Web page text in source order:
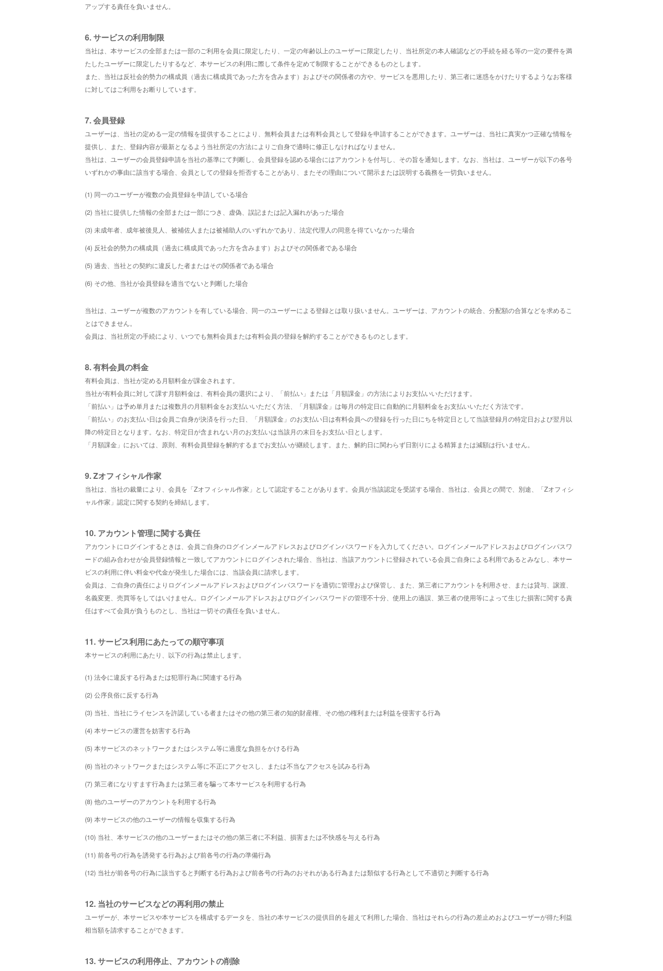
アップする責任を負いません。
6. サービスの利用制限
当社は、本サービスの全部または一部のご利用を会員に限定したり、一定の年齢以上のユーザーに限定したり、当社所定の本人確認などの手続を経る等の一定の要件を満
たしたユーザーに限定したりするなど、本サービスの利用に際して条件を定めて制限することができるものとします。
また、当社は反社会的勢力の構成員（過去に構成員であった方を含みます）およびその関係者の方や、サービスを悪用したり、第三者に迷惑をかけたりするようなお客様
に対してはご利用をお断りしています。
7. 会員登録
ユーザーは、当社の定める一定の情報を提供することにより、無料会員または有料会員として登録を申請することができます。ユーザーは、当社に真実かつ正確な情報を
提供し、また、登録内容が最新となるよう当社所定の方法によりご自身で適時に修正しなければなりません。
当社は、ユーザーの会員登録申請を当社の基準にて判断し、会員登録を認める場合にはアカウントを付与し、その旨を通知します。なお、当社は、ユーザーが以下の各号
いずれかの事由に該当する場合、会員としての登録を拒否することがあり、またその理由について開示または説明する義務を一切負いません。
(1) 同一のユーザーが複数の会員登録を申請している場合
(2) 当社に提供した情報の全部または一部につき、虚偽、誤記または記入漏れがあった場合
(3) 未成年者、成年被後見人、被補佐人または被補助人のいずれかであり、法定代理人の同意を得ていなかった場合
(4) 反社会的勢力の構成員（過去に構成員であった方を含みます）およびその関係者である場合
(5) 過去、当社との契約に違反した者またはその関係者である場合
(6) その他、当社が会員登録を適当でないと判断した場合
当社は、ユーザーが複数のアカウントを有している場合、同一のユーザーによる登録とは取り扱いません。ユーザーは、アカウントの統合、分配額の合算などを求めるこ
とはできません。
会員は、当社所定の手続により、いつでも無料会員または有料会員の登録を解約することができるものとします。
8. 有料会員の料金
有料会員は、当社が定める月額料金が課金されます。
当社が有料会員に対して課す月額料金は、有料会員の選択により、「前払い」または「月額課金」の方法によりお支払いいただけます。
「前払い」は予め単月または複数月の月額料金をお支払いいただく方法、「月額課金」は毎月の特定日に自動的に月額料金をお支払いいただく方法です。
「前払い」のお支払い日は会員ご自身が決済を行った日、「月額課金」のお支払い日は有料会員への登録を行った日にちを特定日として当該登録月の特定日および翌月以
降の特定日となります。なお、特定日が含まれない月のお支払いは当該月の末日をお支払い日とします。
「月額課金」においては、原則、有料会員登録を解約するまでお支払いが継続します。また、解約日に関わらず日割りによる精算または減額は行いません。
9. Zオフィシャル作家
当社は、当社の裁量により、会員を「Zオフィシャル作家」として認定することがあります。会員が当該認定を受諾する場合、当社は、会員との間で、別途、「Zオフィシ
ャル作家」認定に関する契約を締結します。
10. アカウント管理に関する責任
アカウントにログインするときは、会員ご自身のログインメールアドレスおよびログインパスワードを入力してください。ログインメールアドレスおよびログインパスワ
ードの組み合わせが会員登録情報と一致してアカウントにログインされた場合、当社は、当該アカウントに登録されている会員ご自身による利用であるとみなし、本サー
ビスの利用に伴い料金や代金が発生した場合には、当該会員に請求します。
会員は、ご自身の責任によりログインメールアドレスおよびログインパスワードを適切に管理および保管し、また、第三者にアカウントを利用させ、または貸与、譲渡、
名義変更、売買等をしてはいけません。ログインメールアドレスおよびログインパスワードの管理不十分、使用上の過誤、第三者の使用等によって生じた損害に関する責
任はすべて会員が負うものとし、当社は一切その責任を負いません。
11. サービス利用にあたっての順守事項
本サービスの利用にあたり、以下の行為は禁止します。
(1) 法令に違反する行為または犯罪行為に関連する行為
(2) 公序良俗に反する行為
(3) 当社、当社にライセンスを許諾している者またはその他の第三者の知的財産権、その他の権利または利益を侵害する行為
(4) 本サービスの運営を妨害する行為
(5) 本サービスのネットワークまたはシステム等に過度な負担をかける行為
(6) 当社のネットワークまたはシステム等に不正にアクセスし、または不当なアクセスを試みる行為
(7) 第三者になりすます行為または第三者を騙って本サービスを利用する行為
(8) 他のユーザーのアカウントを利用する行為
(9) 本サービスの他のユーザーの情報を収集する行為
(10) 当社、本サービスの他のユーザーまたはその他の第三者に不利益、損害または不快感を与える行為
(11) 前各号の行為を誘発する行為および前各号の行為の準備行為
(12) 当社が前各号の行為に該当すると判断する行為および前各号の行為のおそれがある行為または類似する行為として不適切と判断する行為
12. 当社のサービスなどの再利用の禁止
ユーザーが、本サービスや本サービスを構成するデータを、当社の本サービスの提供目的を超えて利用した場合、当社はそれらの行為の差止めおよびユーザーが得た利益
相当額を請求することができます。
13. サービスの利用停止、アカウントの削除